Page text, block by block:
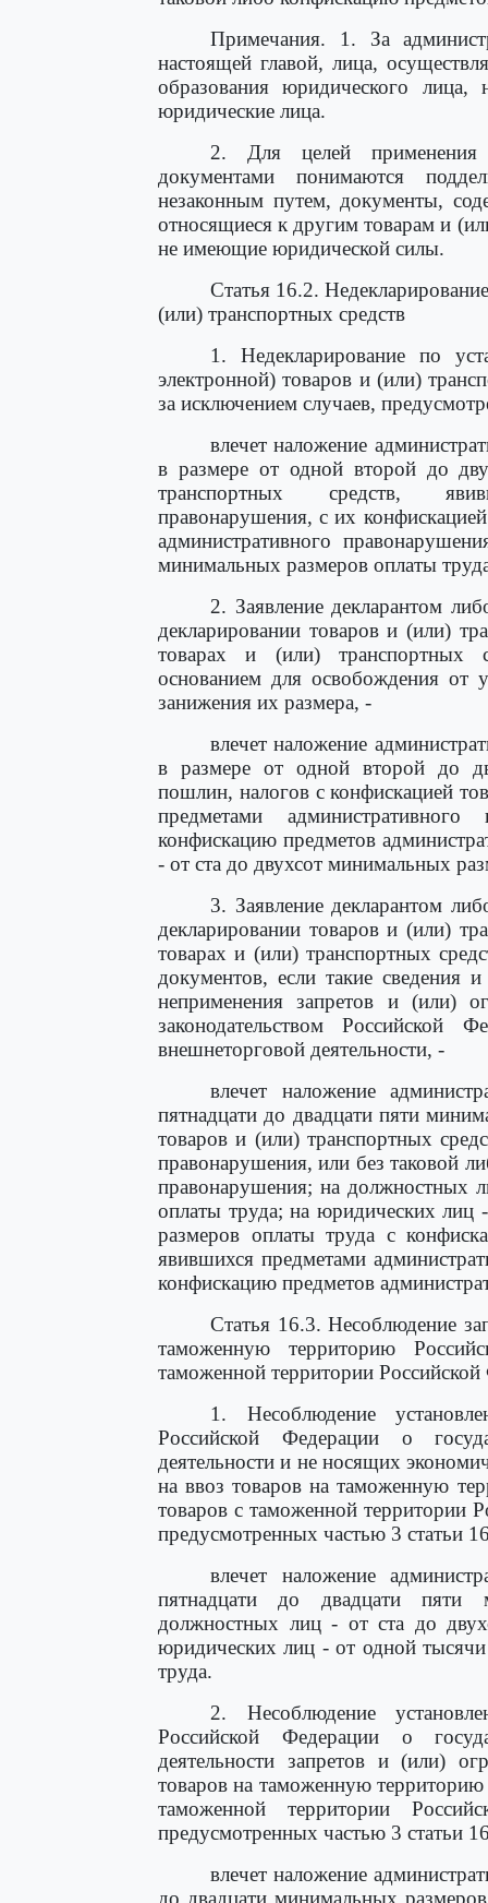
Примечания. 1. За
настоящей главой, лица,
образования юридического лица,
юридические лица.
2. Для целей применения
документами понимаются
незаконным путем, документы,
относящиеся к другим товарам и
не имеющие юридической силы.
Статья 16.2.
(или) транспортных средств
1. Недекларирование по
электронной) товаров и (или)
за исключением случаев,
влечет наложение
в размере от одной второй до
транспортных средств,
правонарушения, с их
административного
минимальных размеров оплаты
2. Заявление декларантом
декларировании товаров и (или)
товарах и (или) транспортных
основанием для освобождения
занижения их размера, -
влечет наложение
в размере от одной второй до
пошлин, налогов с конфискацией
предметами
конфискацию предметов
- от ста до двухсот минимальных
3. Заявление декларантом
декларировании товаров и (или)
товарах и (или) транспортных
документов, если такие сведения
неприменения запретов и (или)
законодательством Российской
внешнеторговой деятельности, -
влечет наложение
пятнадцати до двадцати пяти
товаров и (или) транспортных
правонарушения, или без таковой
правонарушения; на должностных
оплаты труда; на юридических
размеров оплаты труда с
явившихся предметами
конфискацию предметов
Статья 16.3. Несоблюдение
таможенную территорию
таможенной территории
1. Несоблюдение
Российской Федерации о
деятельности и не носящих
на ввоз товаров на таможенную
товаров с таможенной территории
предусмотренных частью 3 статьи
влечет наложение
пятнадцати до двадцати пяти
должностных лиц - от ста до
юридических лиц - от одной
труда.
2. Несоблюдение
Российской Федерации о
деятельности запретов и (или)
товаров на таможенную
таможенной территории
предусмотренных частью 3 статьи
влечет наложение
до двадцати минимальных